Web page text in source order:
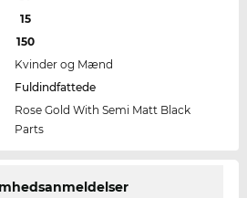
15
150
Kvinder og Mænd
Fuldindfattede
Rose Gold With Semi Matt Black
Parts